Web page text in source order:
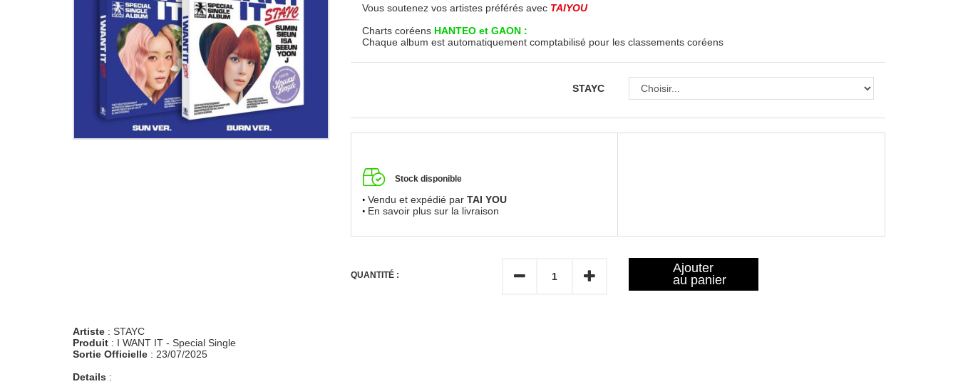
Vous soutenez vos artistes préférés avec TAIYOU
Charts coréens HANTEO et GAON :
Chaque album est automatiquement comptabilisé pour les classements coréens
STAYC
Stock disponible
Vendu et expédié par TAI YOU
En savoir plus sur la livraison
QUANTITÉ :
Ajouter
au panier
Artiste : STAYC
Produit : I WANT IT - Special Single
Sortie Officielle : 23/07/2025
Details :